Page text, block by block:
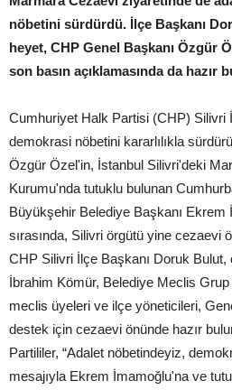
nöbetini sürdürdü. İlçe Başkanı
heyet, CHP Genel Başkanı Özgür
son basın açıklamasında da hazır
Cumhuriyet Halk Partisi (CHP) Silivri
demokrasi nöbetini kararlılıkla
Özgür Özel'in, İstanbul Silivri'deki
Kurumu'nda tutuklu bulunan
Büyükşehir Belediye Başkanı Ekrem
sırasında, Silivri örgütü yine cezaevi
CHP Silivri İlçe Başkanı Doruk Bulut,
İbrahim Kömür, Belediye Meclis
meclis üyeleri ve ilçe yöneticileri,
destek için cezaevi önünde hazır
Partililer, “Adalet nöbetindeyiz,
mesajıyla Ekrem İmamoğlu'na ve